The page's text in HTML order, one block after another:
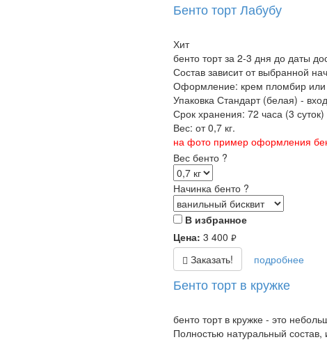
Бенто торт Лабубу
Хит
бенто торт за 2-3 дня до даты
Состав зависит от выбранной
Оформление: крем пломбир или
Упаковка Стандарт (белая) -
Срок хранения: 72 часа (3
Вес: от 0,7 кг.
на фото пример оформления
Вес бенто ?
Начинка бенто ?
В избранное
Цена: 3 400 руб.
Заказать! подробнее
Бенто торт в кружке
бенто торт в кружке - это
Полностью натуральный состав,